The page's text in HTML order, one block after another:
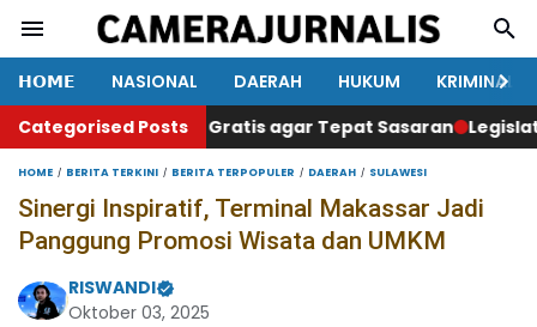
𝗛𝗢𝗠𝗘 NASIONAL DAERAH HUKUM
KRIMINAL
Categorised Posts
Bergizi Gratis agar Tepat Sasaran Legislator
HOME BERITA TERKINI BERITA TERPOPULER DAERAH SULAWESI
Sinergi Inspiratif, Terminal Makassar Jadi
Panggung Promosi Wisata dan UMKM
RISWANDI
Oktober 03, 2025